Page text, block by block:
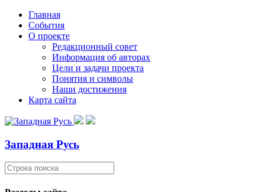
Главная
События
О проекте
Редакционный совет
Информация об авторах
Цели и задачи проекта
Понятия и символы
Наши достижения
Карта сайта
Западная Русь